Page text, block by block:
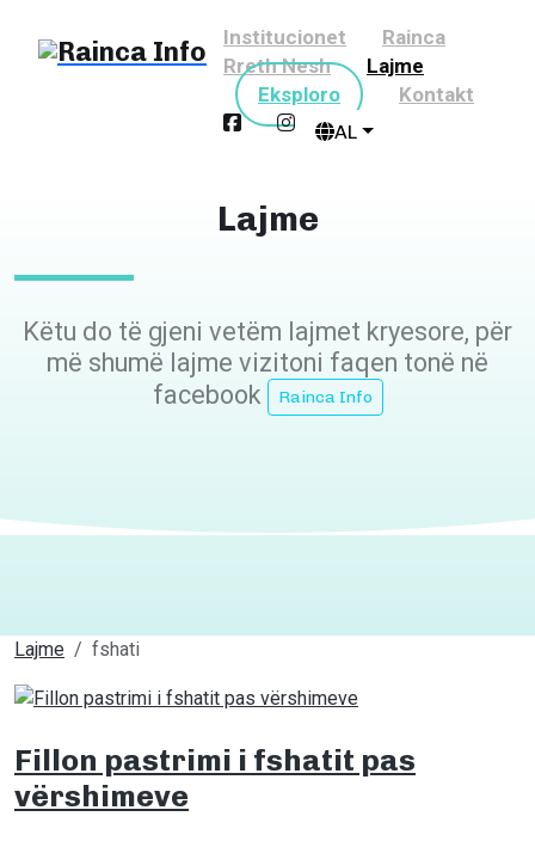
Institucionet
Rainca
Rreth Nesh
Lajme
Eksploro
Kontakt
AL
Lajme
Këtu do të gjeni vetëm lajmet kryesore, për
më shumë lajme vizitoni faqen tonë në
facebook
Rainca Info
Lajme fshati
Fillon pastrimi i fshatit pas
vërshimeve